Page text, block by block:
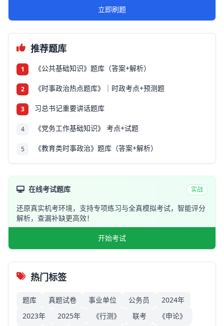
立即刷题
推荐题库
1 《公共基础知识》题库（答案+解析）
2 《时事政治热点题库》｜时政考点+预测题
3 习总书记重要讲话题库
4 《党务工作基础知识》 考点+试题
5 《教育类时事政治》题库（答案+解析）
在线考试题库 实战
还原真实机考环境，支持专项练习与全真模拟考试，智能评分
解析，查漏补缺更高效！
开始考试
热门标签
题库 真题试卷 事业单位 公务员
2024年
2023年
2025年 《行测》 联考 《申论》